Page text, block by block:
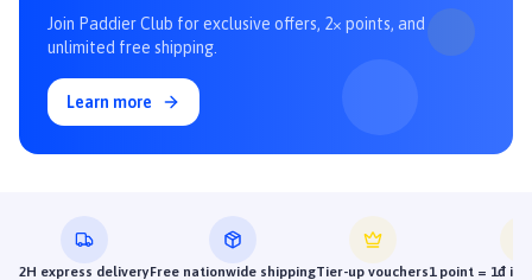
Join Paddier Club for exclusive offers, 2× points, and
unlimited free shipping.
Learn more
2H express deliveryFree nationwide shippingTier-up vouchers1 point = 1đ